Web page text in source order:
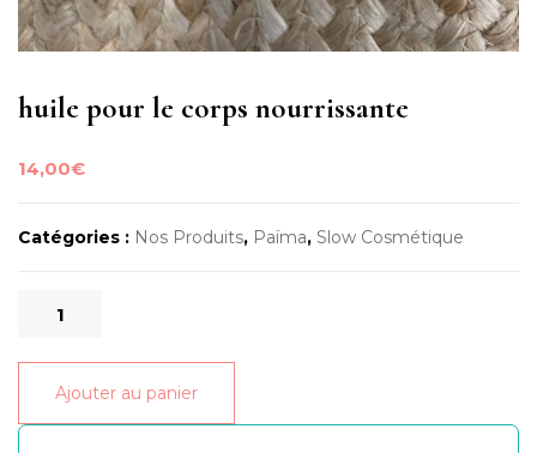
huile pour le corps nourrissante
14,00€
Catégories : Nos Produits, Païma, Slow Cosmétique
quantité
huile
pour
le
Ajouter au panier